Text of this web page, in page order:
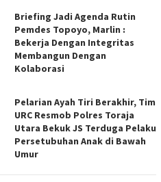
Briefing Jadi Agenda Rutin
Pemdes Topoyo, Marlin :
Bekerja Dengan Integritas
Membangun Dengan
Kolaborasi
Pelarian Ayah Tiri Berakhir, Tim
URC Resmob Polres Toraja
Utara Bekuk JS Terduga Pelaku
Persetubuhan Anak di Bawah
Umur